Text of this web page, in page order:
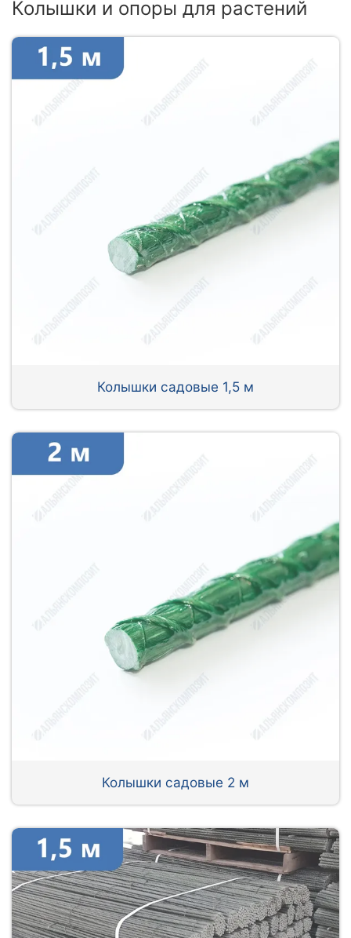
Колышки и опоры для растений
Колышки садовые 1,5 м
Колышки садовые 2 м